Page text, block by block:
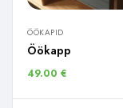
ÖÖKAPID
Öökapp
49.00 €